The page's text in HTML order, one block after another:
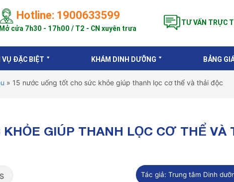
Hotline: 1900633599
Mở cửa 7h30 - 17h00 / T2 - CN xuyên trưa
TƯ VẤN TRỰC
VỤ ĐẶC BIỆT KHÁM DINH DƯỠNG BẢNG
» 15 nước uống tốt cho sức khỏe giúp thanh lọc cơ thể và thải độc
GIÚP THANH LỌC CƠ THỂ VÀ
Tác giả: Trung tâm Dinh